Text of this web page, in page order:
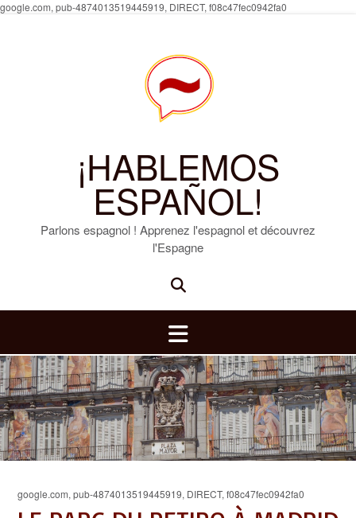
google.com, pub-4874013519445919, DIRECT, f08c47fec0942fa0
¡HABLEMOS
ESPAÑOL!
Parlons espagnol ! Apprenez l'espagnol et découvrez
l'Espagne
google.com, pub-4874013519445919, DIRECT, f08c47fec0942fa0